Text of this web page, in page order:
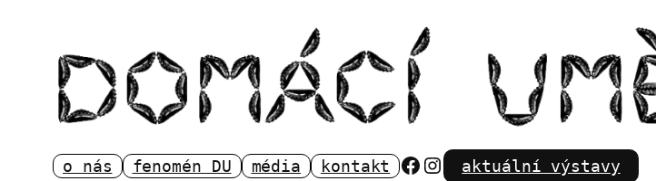
o nás fenomén DU média kontakt Facebook
Instagram
aktuální výstavy